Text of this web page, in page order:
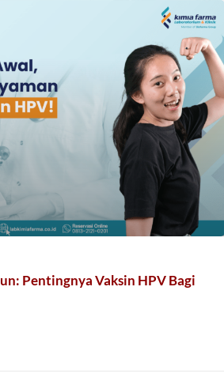
Pentingnya Vaksin HPV Bagi